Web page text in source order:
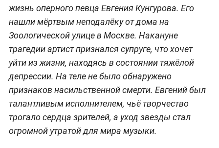
жизнь оперного певца Евгения Кунгурова. Его
нашли мёртвым неподалёку от дома на
Зоологической улице в Москве. Накануне
трагедии артист признался супруге, что хочет
уйти из жизни, находясь в состоянии тяжёлой
депрессии. На теле не было обнаружено
признаков насильственной смерти. Евгений был
талантливым исполнителем, чьё творчество
трогало сердца зрителей, а уход звезды стал
огромной утратой для мира музыки.